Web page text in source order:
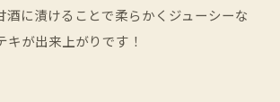
酒に漬けることで柔らかくジューシーな
キが出来上がりです！